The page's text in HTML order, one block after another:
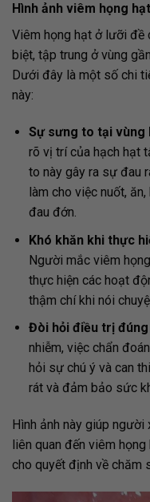
Hình ảnh viêm họng
Viêm họng hạt ở lưỡi đề
biệt, tập trung ở vùng
Dưới đây là một số chi
này:
Sự sưng to tại vùng
rõ vị trí của hạch hạt
to này gây ra sự đau
làm cho việc nuốt,
đau đớn.
Khó khăn khi thực
Người mắc viêm
thực hiện các hoạt
thậm chí khi nói
Đòi hỏi điều trị đúng
nhiễm, việc chẩn
hỏi sự chú ý và can
rát và đảm bảo sức
Hình ảnh này giúp
liên quan đến viêm
cho quyết định về chăm